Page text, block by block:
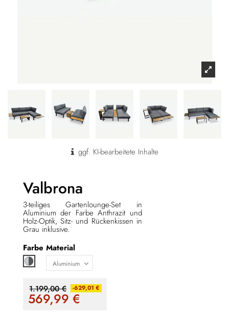
ggf. KI-bearbeitete Inhalte
Valbrona
3-teiliges Gartenlounge-Set in
Aluminium der Farbe Anthrazit und
Holz-Optik, Sitz- und Rückenkissen in
Grau inklusive.
Farbe
Grau / anthrazit
Material
1.199,00 € -629,01 €
569,99€